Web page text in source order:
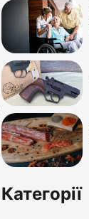
Категорії